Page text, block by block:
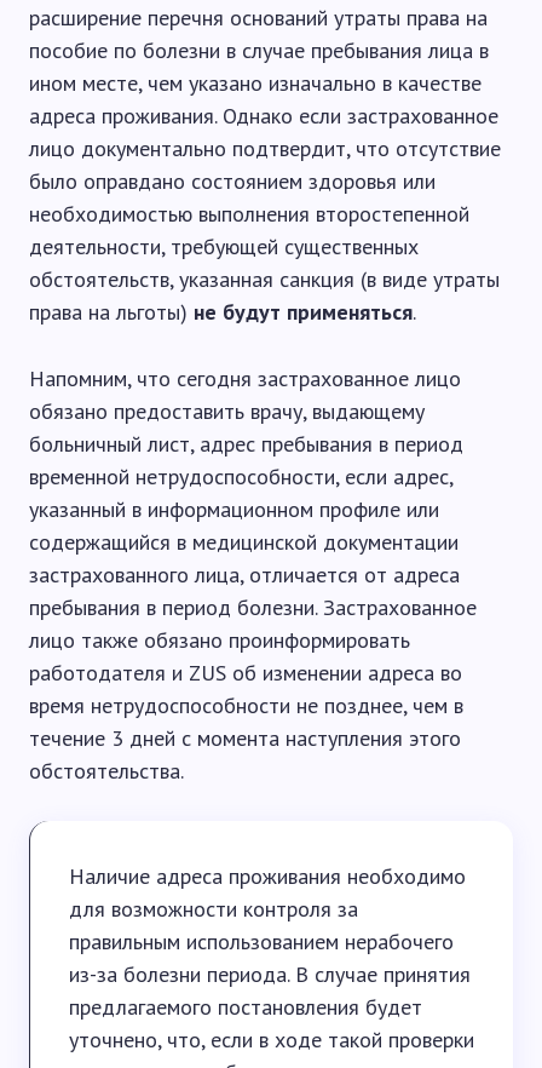
расширение перечня оснований утраты права на
пособие по болезни в случае пребывания лица в
ином месте, чем указано изначально в качестве
адреса проживания. Однако если застрахованное
лицо документально подтвердит, что отсутствие
было оправдано состоянием здоровья или
необходимостью выполнения второстепенной
деятельности, требующей существенных
обстоятельств, указанная санкция (в виде утраты
права на льготы) не будут применяться.
Напомним, что сегодня застрахованное лицо
обязано предоставить врачу, выдающему
больничный лист, адрес пребывания в период
временной нетрудоспособности, если адрес,
указанный в информационном профиле или
содержащийся в медицинской документации
застрахованного лица, отличается от адреса
пребывания в период болезни. Застрахованное
лицо также обязано проинформировать
работодателя и ZUS об изменении адреса во
время нетрудоспособности не позднее, чем в
течение 3 дней с момента наступления этого
обстоятельства.
Наличие адреса проживания необходимо
для возможности контроля за
правильным использованием нерабочего
из-за болезни периода. В случае принятия
предлагаемого постановления будет
уточнено, что, если в ходе такой проверки